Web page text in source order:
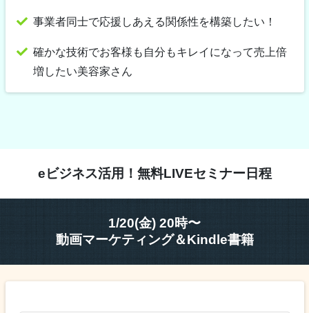
事業者同士で応援しあえる関係性を構築したい！
確かな技術でお客様も自分もキレイになって売上倍
増したい美容家さん
eビジネス活用！無料LIVEセミナー日程
1/20(金) 20時〜
動画マーケティング＆Kindle書籍